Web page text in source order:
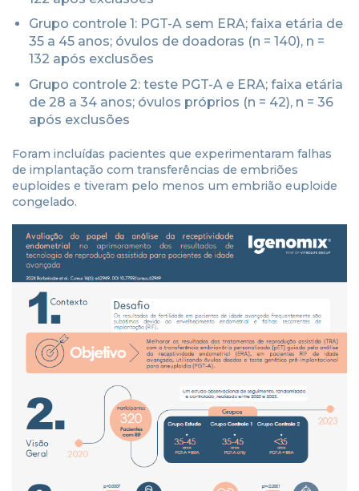
Grupo controle 1: PGT-A sem ERA; faixa etária de
35 a 45 anos; óvulos de doadoras (n = 140), n =
132 após exclusões
Grupo controle 2: teste PGT-A e ERA; faixa etária
de 28 a 34 anos; óvulos próprios (n = 42), n = 36
após exclusões
Foram incluídas pacientes que experimentaram falhas
de implantação com transferências de embriões
euploides e tiveram pelo menos um embrião euploide
congelado.